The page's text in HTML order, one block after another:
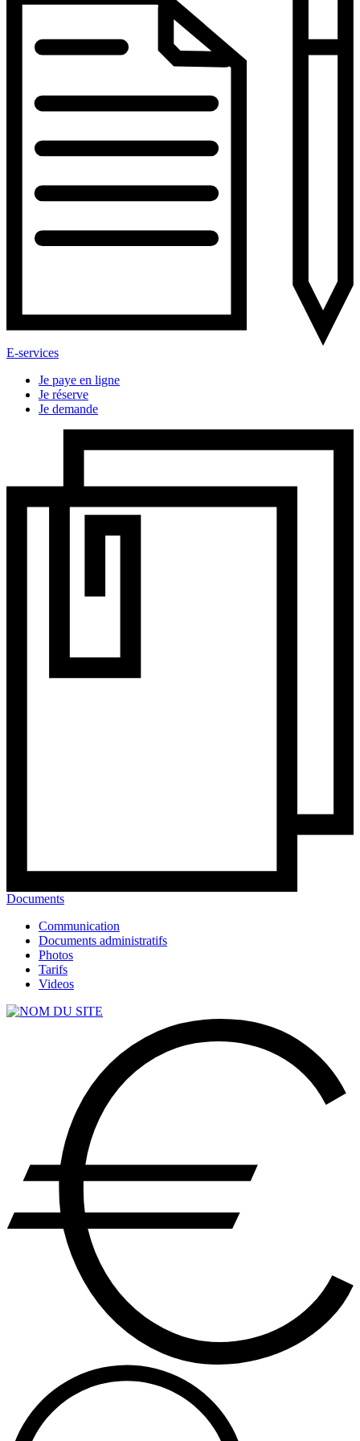
E-services
Je paye en ligne
Je réserve
Je demande
Documents
Communication
Documents administratifs
Photos
Tarifs
Videos